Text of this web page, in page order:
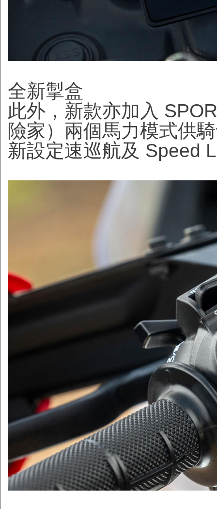
全新掣盒
此外，新款亦加入
險家）兩個馬力模式供
新設定速巡航及 Speed